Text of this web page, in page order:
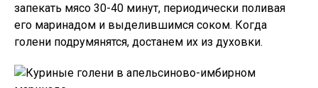
запекать мясо 30-40 минут, периодически поливая
его маринадом и выделившимся соком. Когда
голени подрумянятся, достанем их из духовки.